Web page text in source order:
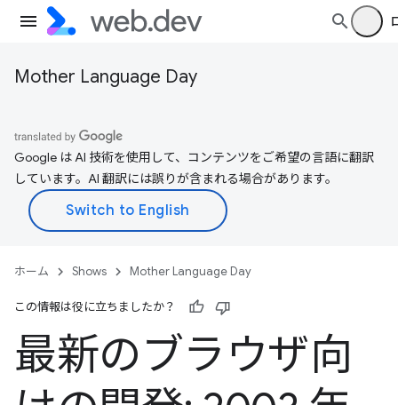
Mother Language Day
Google は AI 技術を使用して、コンテンツをご希望の言語に翻訳
しています。AI 翻訳には誤りが含まれる場合があります。
ホーム Shows Mother Language Day
この情報は役に立ちましたか？
最新のブラウザ向